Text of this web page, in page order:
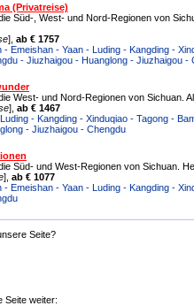
(Privatreise)
Süd-, West- und Nord-Regionen von
], ab € 1757
- Emeishan - Yaan - Luding - Kangding -
- Jiuzhaigou - Huanglong - Jiuzhaigou -
West- und Nord-Regionen von Sichuan.
], ab € 1467
- Kangding - Xinduqiao - Tagong -
- Jiuzhaigou - Chengdu
Süd- und West-Regionen von Sichuan.
], ab € 1077
- Emeishan - Yaan - Luding - Kangding -
Seite?
Seite weiter: